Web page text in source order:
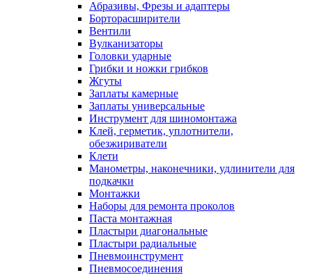
Абразивы, Фрезы и адаптеры
Борторасширители
Вентили
Вулканизаторы
Головки ударные
Грибки и ножки грибков
Жгуты
Заплаты камерные
Заплаты универсальные
Инструмент для шиномонтажа
Клей, герметик, уплотнители,
обезжириватели
Клети
Манометры, наконечники, удлинители для
подкачки
Монтажки
Наборы для ремонта проколов
Паста монтажная
Пластыри диагональные
Пластыри радиальные
Пневмоинструмент
Пневмосоединения